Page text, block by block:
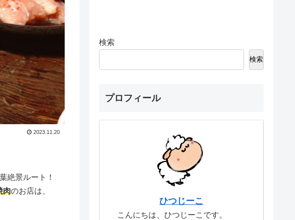
2023.11.20
絶景ルート！
肉のお店は、
検索
検索
プロフィール
ひつじーこ
こんにちは、ひつじーこです。